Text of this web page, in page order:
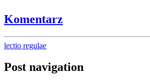
Komentarz
lectio regulae
Post navigation